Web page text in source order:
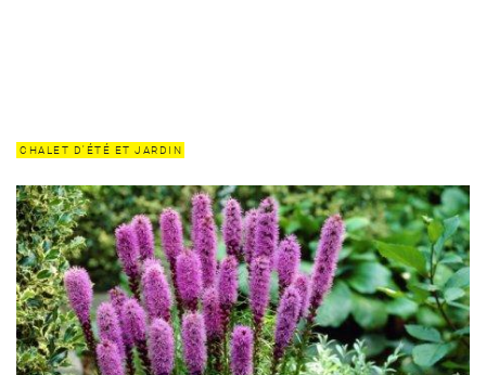
CHALET D'ÉTÉ ET JARDIN